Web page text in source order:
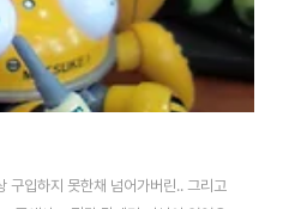
구입하지 못한채 넘어가버린.. 그리고